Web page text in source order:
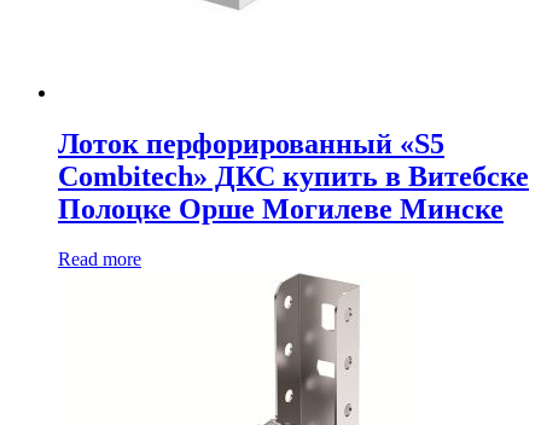
Лоток перфорированный «S5
Combitech» ДКС купить в Витебске
Полоцке Орше Могилеве Минске
Read more